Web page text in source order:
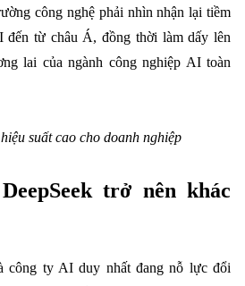
công nghệ phải nhìn nhận lại tiềm
đến từ châu Á, đồng thời làm dấy lên
lai của ngành công nghiệp AI toàn
hiệu suất cao cho doanh nghiệp
trở nên khác
công ty AI duy nhất đang nỗ lực đổi